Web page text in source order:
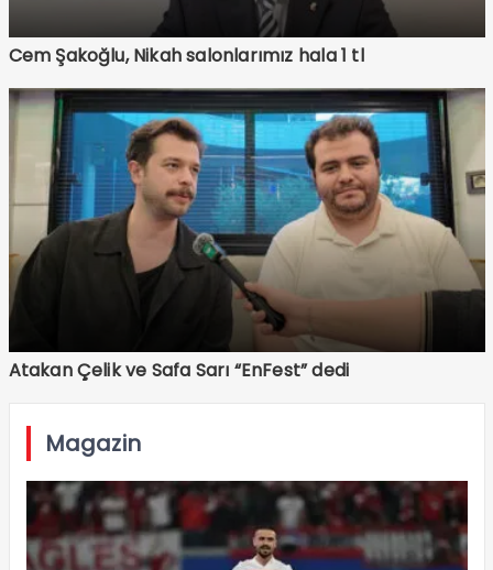
Cem Şakoğlu, Nikah salonlarımız hala 1 tl
Atakan Çelik ve Safa Sarı “EnFest” dedi
Magazin